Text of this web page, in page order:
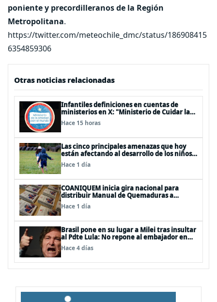
poniente y precordilleranos de la Región
Metropolitana.
https://twitter.com/meteochile_dmc/status/186908415
6354859306
Otras noticias relacionadas
Infantiles definiciones en cuentas de
ministerios en X: "Ministerio de Cuidar la
Plata", "Ministerio de la amistad..."
Hace 15 horas
Las cinco principales amenazas que hoy
están afectando al desarrollo de los niños
en Chile
Hace 1 día
COANIQUEM inicia gira nacional para
distribuir Manual de Quemaduras a
profesionales de la salud
Hace 1 día
Brasil pone en su lugar a Milei tras insultar
al Pdte Lula: No repone al embajador en
BBSS y rebaja la relación bilateral
Hace 4 días